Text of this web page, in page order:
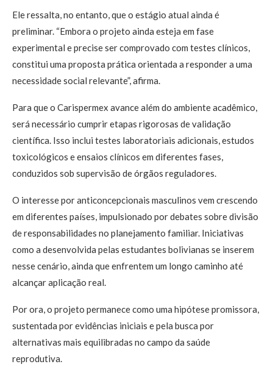
Ele ressalta, no entanto, que o estágio atual ainda é
preliminar. “Embora o projeto ainda esteja em fase
experimental e precise ser comprovado com testes clínicos,
constitui uma proposta prática orientada a responder a uma
necessidade social relevante”, afirma.
Para que o Carispermex avance além do ambiente acadêmico,
será necessário cumprir etapas rigorosas de validação
científica. Isso inclui testes laboratoriais adicionais, estudos
toxicológicos e ensaios clínicos em diferentes fases,
conduzidos sob supervisão de órgãos reguladores.
O interesse por anticoncepcionais masculinos vem crescendo
em diferentes países, impulsionado por debates sobre divisão
de responsabilidades no planejamento familiar. Iniciativas
como a desenvolvida pelas estudantes bolivianas se inserem
nesse cenário, ainda que enfrentem um longo caminho até
alcançar aplicação real.
Por ora, o projeto permanece como uma hipótese promissora,
sustentada por evidências iniciais e pela busca por
alternativas mais equilibradas no campo da saúde
reprodutiva.